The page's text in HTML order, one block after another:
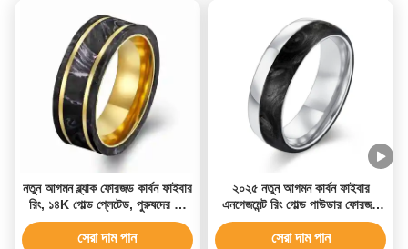
নতুন আগমন ব্ল্যাক ফোরজড কার্বন ফাইবার
রিং, ১৪K গোল্ড প্লেটেড, পুরুষদের রিং
পার্পেল ফয়েল সহ
সেরা দাম পান
২০২৫ নতুন আগমন কার্বন ফাইবার
এনগেজমেন্ট রিং গোল্ড পাউডার ফোরজড
কার্বন ফাইবার বিবাহের ব্যান্ড পুরুষদের
ব্যান্ড
সেরা দাম পান